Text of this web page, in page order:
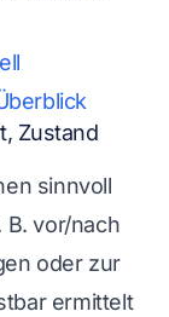
Zustand
sinnvoll
vor/nach
oder zur
ermittelt